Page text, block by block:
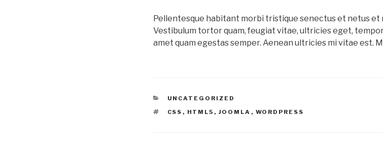
Pellentesque habitant morbi tristique senectus et netus et
Vestibulum tortor quam, feugiat vitae, ultricies eget,
amet quam egestas semper. Aenean ultricies mi vitae est.
CATEGORIES
UNCATEGORIZED
TAGS
CSS , HTML5 , JOOMLA , WORDPRESS